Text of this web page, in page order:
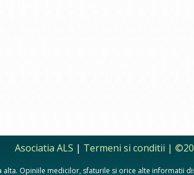
Asociatia ALS | Termeni si conditii |
Opiniile medicilor, sfaturile si orice alte informatii